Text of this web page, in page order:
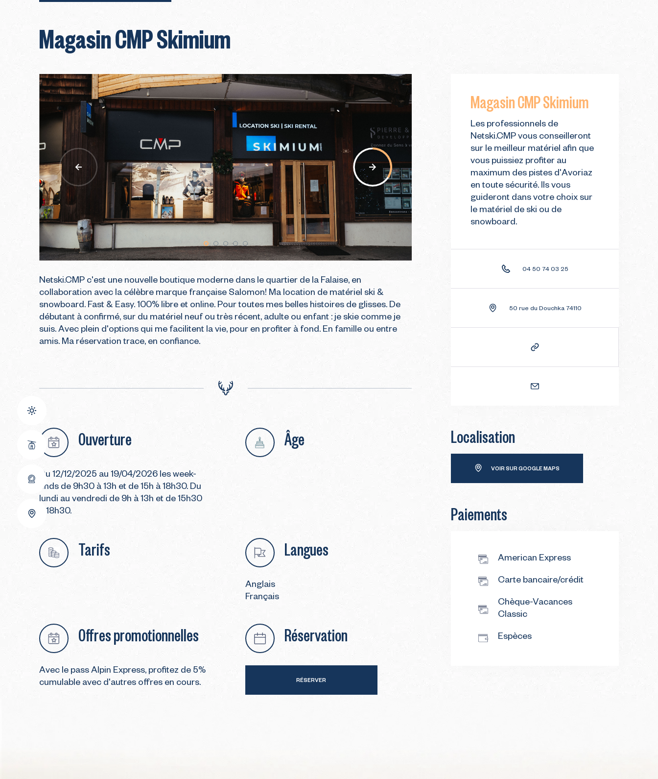
Magasin CMP Skimium
nav
Netski.CMP c'est une nouvelle boutique moderne dans le quartier de la Falaise, en
collaboration avec la célèbre marque française Salomon! Ma location de matériel ski &
snowboard. Fast & Easy. 100% libre et online. Pour toutes mes belles histoires de glisses. De
débutant à confirmé, sur du matériel neuf ou très récent, adulte ou enfant : je skie comme je
suis. Avec plein d'options qui me facilitent la vie, pour en profiter à fond. En famille ou entre
amis. Ma réservation trace, en confiance.
Ouverture
Du 12/12/2025 au 19/04/2026 les week-
ends de 9h30 à 13h et de 15h à 18h30. Du
lundi au vendredi de 9h à 13h et de 15h30
à 18h30.
Âge
Tarifs Langues
Anglais
Français
Offres promotionnelles
Avec le pass Alpin Express, profitez de 5%
cumulable avec d'autres offres en cours.
Réservation
RÉSERVER
Magasin CMP Skimium
Les professionnels de
Netski.CMP vous conseilleront
sur le meilleur matériel afin que
vous puissiez profiter au
maximum des pistes d'Avoriaz
en toute sécurité. Ils vous
guideront dans votre choix sur
le matériel de ski ou de
snowboard.
04 50 74 03 25
50 rue du Douchka 74110
Localisation
VOIR SUR GOOGLE MAPS
Paiements
American Express
Carte bancaire/crédit
Chèque-Vacances
Classic
Espèces